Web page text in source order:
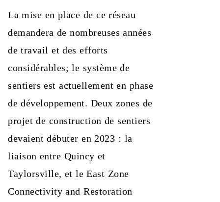
La mise en place de ce réseau
demandera de nombreuses années
de travail et des efforts
considérables; le système de
sentiers est actuellement en phase
de développement. Deux zones de
projet de construction de sentiers
devaient débuter en 2023 : la
liaison entre Quincy et
Taylorsville, et le East Zone
Connectivity and Restoration